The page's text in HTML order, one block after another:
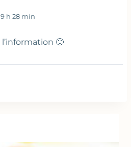
h 28 min
🙂